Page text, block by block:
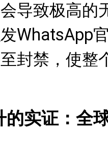
导致极高的
WhatsApp
封禁，使整
的实证：全